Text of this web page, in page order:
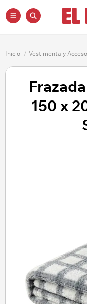
Inicio / Vestimenta y
150 x